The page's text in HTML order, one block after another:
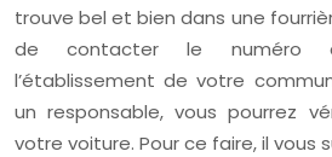
trouve bel et bien dans une
de contacter le numéro
l’établissement de votre
un responsable, vous pourrez
votre voiture. Pour ce faire, il vous